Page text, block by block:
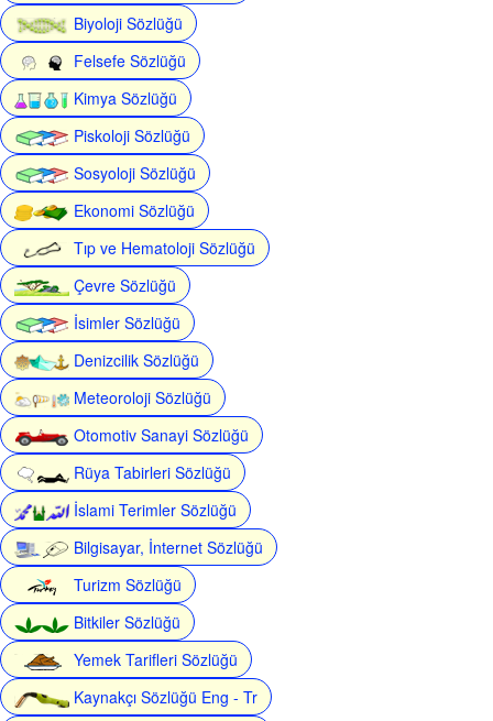
Biyoloji Sözlüğü
Felsefe Sözlüğü
Kimya Sözlüğü
Piskoloji Sözlüğü
Sosyoloji Sözlüğü
Ekonomi Sözlüğü
Tıp ve Hematoloji Sözlüğü
Çevre Sözlüğü
İsimler Sözlüğü
Denizcilik Sözlüğü
Meteoroloji Sözlüğü
Otomotiv Sanayi Sözlüğü
Rüya Tabirleri Sözlüğü
İslami Terimler Sözlüğü
Bilgisayar, İnternet Sözlüğü
Turizm Sözlüğü
Bitkiler Sözlüğü
Yemek Tarifleri Sözlüğü
Kaynakçı Sözlüğü Eng - Tr